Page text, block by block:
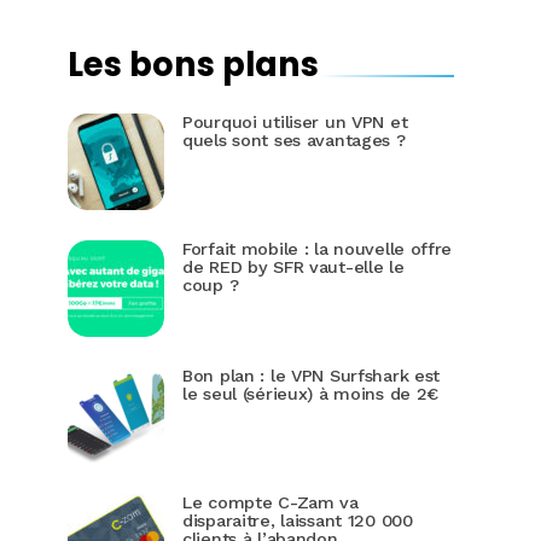
Les bons plans
Pourquoi utiliser un VPN et
quels sont ses avantages ?
Forfait mobile : la nouvelle offre
de RED by SFR vaut-elle le
coup ?
Bon plan : le VPN Surfshark est
le seul (sérieux) à moins de 2€
Le compte C-Zam va
disparaitre, laissant 120 000